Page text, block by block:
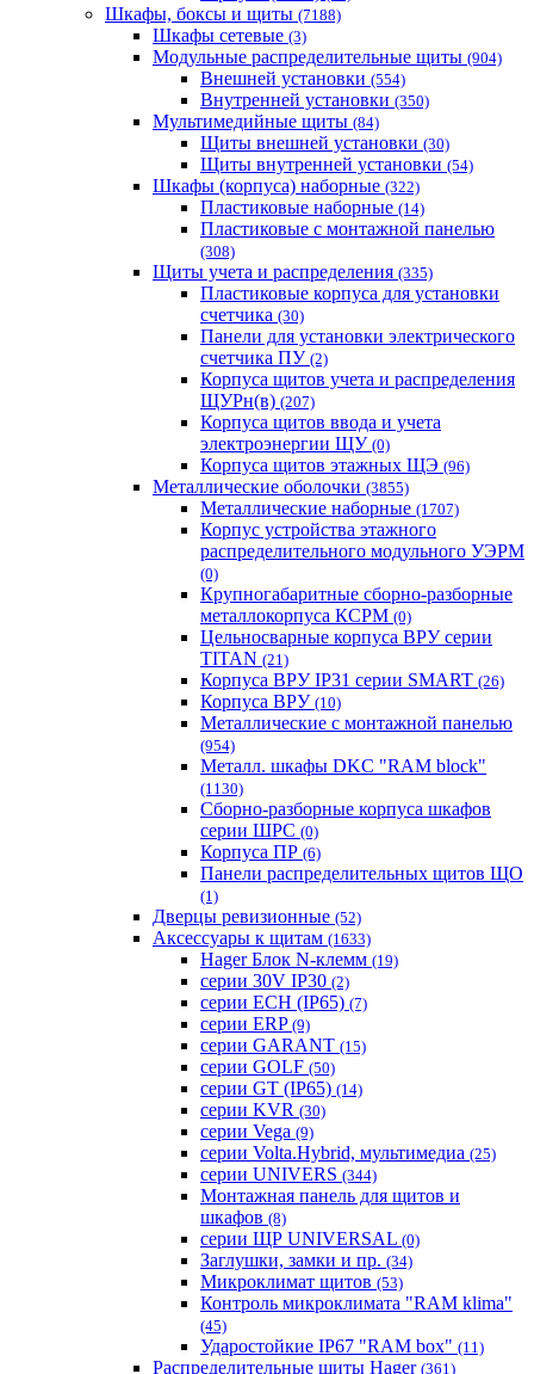
Шкафы, боксы и щиты (7188)
Шкафы сетевые (3)
Модульные распределительные щиты (904)
Внешней установки (554)
Внутренней установки (350)
Мультимедийные щиты (84)
Щиты внешней установки (30)
Щиты внутренней установки (54)
Шкафы (корпуса) наборные (322)
Пластиковые наборные (14)
Пластиковые с монтажной панелью
(308)
Щиты учета и распределения (335)
Пластиковые корпуса для установки
счетчика (30)
Панели для установки электрического
счетчика ПУ (2)
Корпуса щитов учета и распределения
ЩУРн(в) (207)
Корпуса щитов ввода и учета
электроэнергии ЩУ (0)
Корпуса щитов этажных ЩЭ (96)
Металлические оболочки (3855)
Металлические наборные (1707)
Корпус устройства этажного
распределительного модульного УЭРМ
(0)
Крупногабаритные сборно-разборные
металлокорпуса КСРМ (0)
Цельносварные корпуса ВРУ серии
TITAN (21)
Корпуса ВРУ IP31 серии SMART (26)
Корпуса ВРУ (10)
Металлические с монтажной панелью
(954)
Металл. шкафы DKC "RAM block"
(1130)
Сборно-разборные корпуса шкафов
серии ШРС (0)
Корпуса ПР (6)
Панели распределительных щитов ЩО
(1)
Дверцы ревизионные (52)
Аксессуары к щитам (1633)
Hager Блок N-клемм (19)
серии 30V IP30 (2)
серии ECH (IP65) (7)
серии ERP (9)
серии GARANT (15)
серии GOLF (50)
серии GT (IP65) (14)
серии KVR (30)
серии Vega (9)
серии Volta.Hybrid, мультимедиа (25)
серии UNIVERS (344)
Монтажная панель для щитов и
шкафов (8)
серии ЩР UNIVERSAL (0)
Заглушки, замки и пр. (34)
Микроклимат щитов (53)
Контроль микроклимата "RAM klima"
(45)
Ударостойкие IP67 "RAM box" (11)
Распределительные щиты Hager (361)